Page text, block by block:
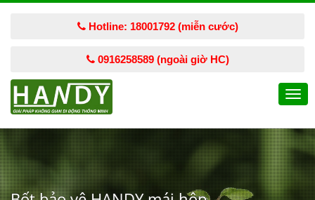
Hotline: 18001792 (miễn cước)
0916258589 (ngoài giờ HC)